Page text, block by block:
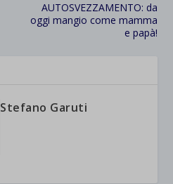
AUTOSVEZZAMENTO: da
oggi mangio come mamma
e papà!
Stefano Garuti